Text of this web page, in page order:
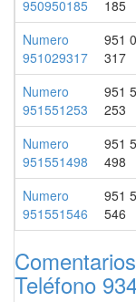
950950185
185
Numero
951029317
951
317
Numero
951551253
951
253
Numero
951551498
951
498
Numero
951551546
951
546
Teléfono